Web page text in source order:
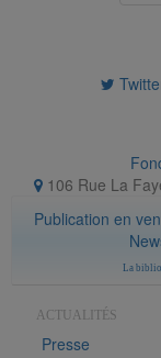
106 Rue La
Publication en
La
ACTUALITÉS
Presse